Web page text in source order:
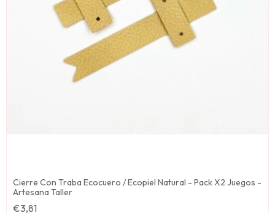
Cierre Con Traba Ecocuero / Ecopiel Natural - Pack X2 Juegos -
Artesana Taller
€3,81